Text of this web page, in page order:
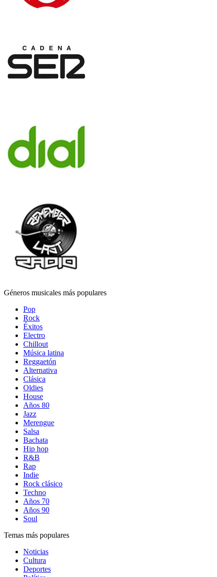
Géneros musicales más populares
Pop
Rock
Éxitos
Electro
Chillout
Música latina
Reggaetón
Alternativa
Clásica
Oldies
House
Años 80
Jazz
Merengue
Salsa
Bachata
Hip hop
R&B
Rap
Indie
Rock clásico
Techno
Años 70
Años 90
Soul
Temas más populares
Noticias
Cultura
Deportes